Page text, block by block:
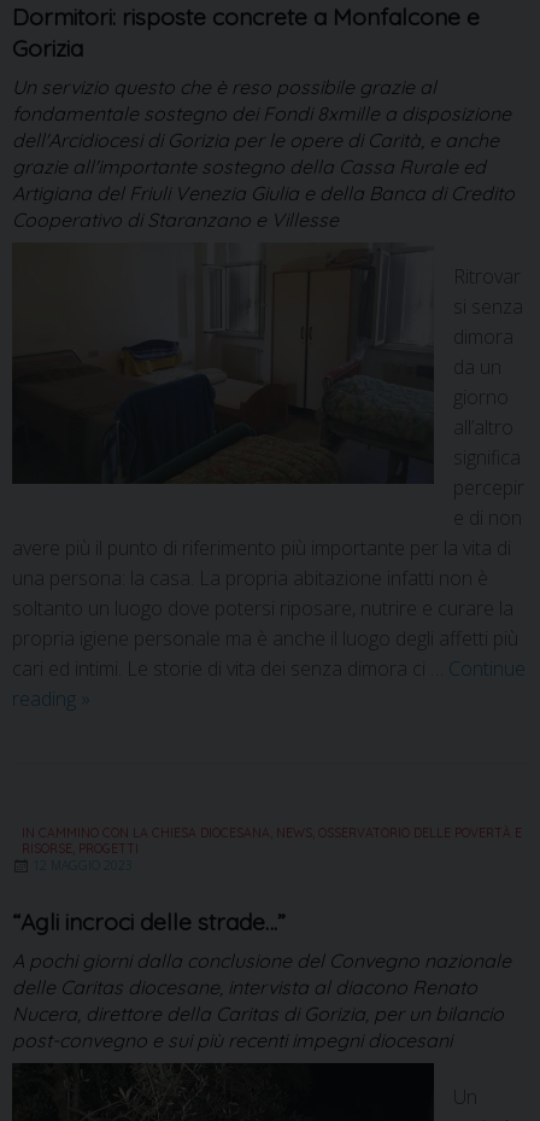
Dormitori: risposte concrete a Monfalcone e
Gorizia
Un servizio questo che è reso possibile grazie al
fondamentale sostegno dei Fondi 8xmille a disposizione
dell'Arcidiocesi di Gorizia per le opere di Carità, e anche
grazie all'importante sostegno della Cassa Rurale ed
Artigiana del Friuli Venezia Giulia e della Banca di Credito
Cooperativo di Staranzano e Villesse
Ritrovar
si senza
dimora
da un
giorno
all’altro
significa
percepir
e di non
avere più il punto di riferimento più importante per la vita di
una persona: la casa. La propria abitazione infatti non è
soltanto un luogo dove potersi riposare, nutrire e curare la
propria igiene personale ma è anche il luogo degli affetti più
cari ed intimi. Le storie di vita dei senza dimora ci … Continue
reading »
IN CAMMINO CON LA CHIESA DIOCESANA NEWS OSSERVATORIO DELLE POVERTÀ E
RISORSE PROGETTI
12 MAGGIO 2023
“Agli incroci delle strade…”
A pochi giorni dalla conclusione del Convegno nazionale
delle Caritas diocesane, intervista al diacono Renato
Nucera, direttore della Caritas di Gorizia, per un bilancio
post-convegno e sui più recenti impegni diocesani
Un